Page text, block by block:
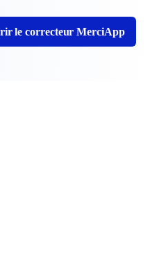
le correcteur MerciApp